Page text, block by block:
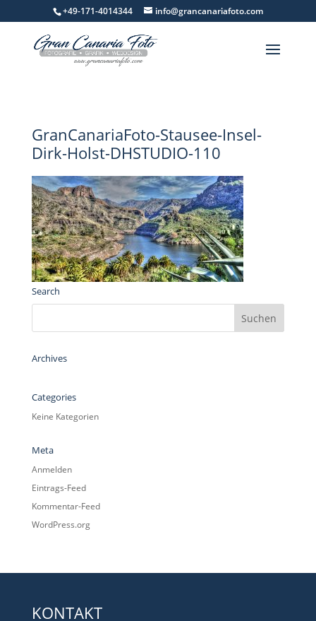
+49-171-4014344 info@grancanariafoto.com
GranCanariaFoto-Stausee-Insel-
Dirk-Holst-DHSTUDIO-110
Search
Archives
Categories
Keine Kategorien
Meta
Anmelden
Eintrags-Feed
Kommentar-Feed
WordPress.org
KONTAKT